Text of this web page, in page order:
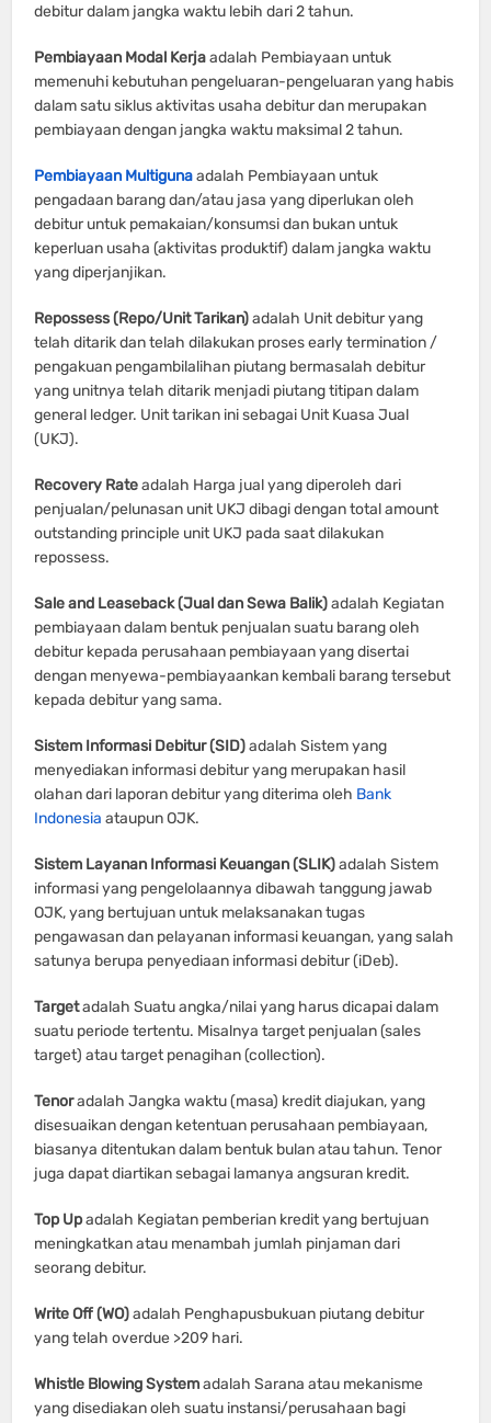
debitur dalam jangka waktu lebih dari 2 tahun.
Pembiayaan Modal Kerjaadalah Pembiayaan untuk
memenuhi kebutuhan pengeluaran-pengeluaran yang habis
dalam satu siklus aktivitas usaha debitur dan merupakan
pembiayaan dengan jangka waktu maksimal 2 tahun.
Pembiayaan Multigunaadalah Pembiayaan untuk
pengadaan barang dan/atau jasa yang diperlukan oleh
debitur untuk pemakaian/konsumsi dan bukan untuk
keperluan usaha (aktivitas produktif) dalam jangka waktu
yang diperjanjikan.
Repossess(Repo/Unit Tarikan)adalah Unit debitur yang
telah ditarik dan telah dilakukan proses early termination /
pengakuan pengambilalihan piutang bermasalah debitur
yang unitnya telah ditarik menjadi piutang titipan dalam
general ledger. Unit tarikan ini sebagai Unit Kuasa Jual
(UKJ).
Recovery Rateadalah Harga jual yang diperoleh dari
penjualan/pelunasan unit UKJ dibagi dengan total amount
outstanding principle unit UKJ pada saat dilakukan
repossess.
Sale and Leaseback (Jual dan Sewa Balik)adalah Kegiatan
pembiayaan dalam bentuk penjualan suatu barang oleh
debitur kepada perusahaan pembiayaan yang disertai
dengan menyewa-pembiayaankan kembali barang tersebut
kepada debitur yang sama.
Sistem Informasi Debitur (SID)adalah Sistem yang
menyediakan informasi debitur yang merupakan hasil
olahan dari laporan debitur yang diterima oleh Bank
Indonesia ataupun OJK.
Sistem Layanan Informasi Keuangan (SLIK)adalah Sistem
informasi yang pengelolaannya dibawah tanggung jawab
OJK, yang bertujuan untuk melaksanakan tugas
pengawasan dan pelayanan informasi keuangan, yang salah
satunya berupa penyediaan informasi debitur (iDeb).
Targetadalah Suatu angka/nilai yang harus dicapai dalam
suatu periode tertentu. Misalnya target penjualan (sales
target) atau target penagihan (collection).
Tenoradalah Jangka waktu (masa) kredit diajukan, yang
disesuaikan dengan ketentuan perusahaan pembiayaan,
biasanya ditentukan dalam bentuk bulan atau tahun. Tenor
juga dapat diartikan sebagai lamanya angsuran kredit.
Top Upadalah Kegiatan pemberian kredit yang bertujuan
meningkatkan atau menambah jumlah pinjaman dari
seorang debitur.
Write Off (WO)adalah Penghapusbukuan piutang debitur
yang telah overdue >209 hari.
Whistle Blowing Systemadalah Sarana atau mekanisme
yang disediakan oleh suatu instansi/perusahaan bagi